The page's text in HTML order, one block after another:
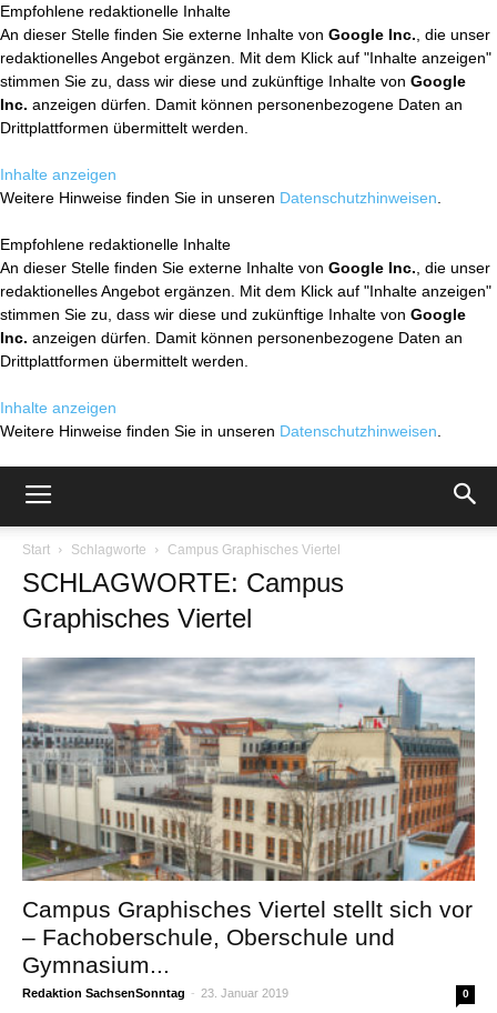
Empfohlene redaktionelle Inhalte
An dieser Stelle finden Sie externe Inhalte von Google Inc. , die unser
redaktionelles Angebot ergänzen. Mit dem Klick auf "Inhalte anzeigen"
stimmen Sie zu, dass wir diese und zukünftige Inhalte von Google
Inc. anzeigen dürfen. Damit können personenbezogene Daten an
Drittplattformen übermittelt werden.
Inhalte anzeigen
Weitere Hinweise finden Sie in unseren Datenschutzhinweisen
Empfohlene redaktionelle Inhalte
An dieser Stelle finden Sie externe Inhalte von Google Inc. , die unser
redaktionelles Angebot ergänzen. Mit dem Klick auf "Inhalte anzeigen"
stimmen Sie zu, dass wir diese und zukünftige Inhalte von Google
Inc. anzeigen dürfen. Damit können personenbezogene Daten an
Drittplattformen übermittelt werden.
Inhalte anzeigen
Weitere Hinweise finden Sie in unseren Datenschutzhinweisen
Start Schlagworte Campus Graphisches Viertel
SCHLAGWORTE: Campus
Graphisches Viertel
Campus Graphisches Viertel stellt sich vor
– Fachoberschule, Oberschule und
Gymnasium...
Redaktion SachsenSonntag - 23. Januar 2019 0